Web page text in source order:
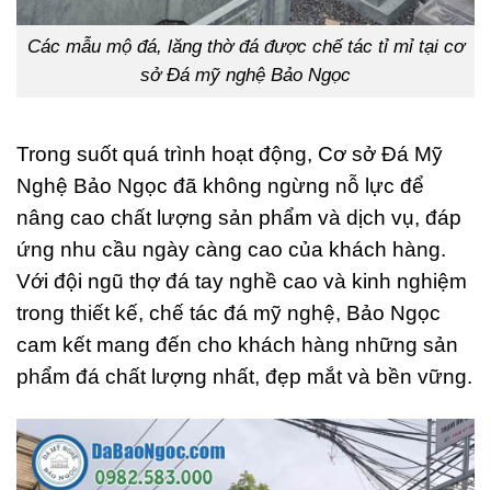
Các mẫu mộ đá, lăng thờ đá được chế tác tỉ mỉ tại cơ
sở Đá mỹ nghệ Bảo Ngọc
Trong suốt quá trình hoạt động, Cơ sở Đá Mỹ
Nghệ Bảo Ngọc đã không ngừng nỗ lực để
nâng cao chất lượng sản phẩm và dịch vụ, đáp
ứng nhu cầu ngày càng cao của khách hàng.
Với đội ngũ thợ đá tay nghề cao và kinh nghiệm
trong thiết kế, chế tác đá mỹ nghệ, Bảo Ngọc
cam kết mang đến cho khách hàng những sản
phẩm đá chất lượng nhất, đẹp mắt và bền vững.